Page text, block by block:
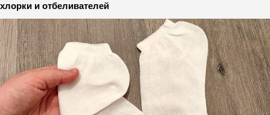
хлорки и отбеливателей